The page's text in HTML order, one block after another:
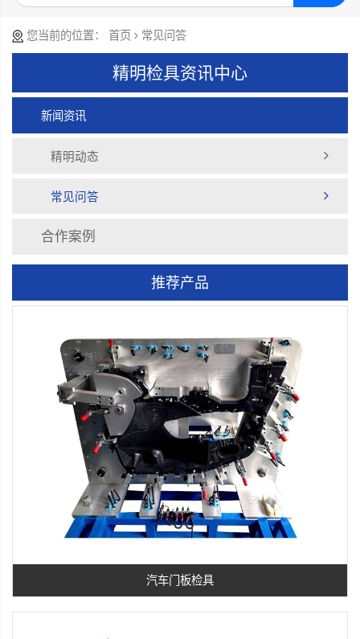
您当前的位置： 首页 常见问答
精明检具资讯中心
新闻资讯
精明动态
常见问答
合作案例
推荐产品
汽车门板检具